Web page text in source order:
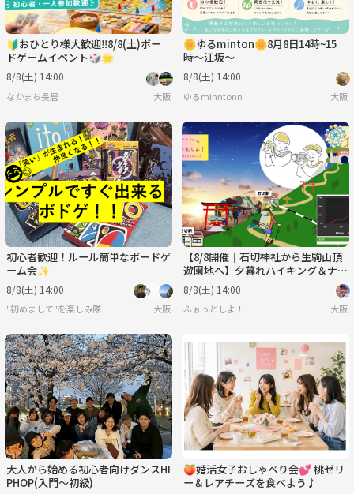
🔰おひとり様大歓迎‼️8/8(土)ボー
ドゲームイベント🎲🌟
8/8(土) 14:00
なかまち長居 大阪
🌼ゆるminton🌼8月8日14時~15
時〜江坂〜
8/8(土) 14:00
ゆるminntonn 大阪
初心者歓迎！ルール簡単なボードゲ
ーム会✨
8/8(土) 14:00
"初めまして"を楽しみ隊 大阪
【8/8開催｜石切神社から生駒山頂
遊園地へ】夕暮れハイキング＆ナイ
ト営業遊園地へ
8/8(土) 14:00
ふぉっとしよ！ 大阪
大人から始める初心者向けダンスHI
PHOP(入門〜初級)
🍑婚活女子おしゃべり会💕 桃ゼリ
ー＆レアチーズを食べよう♪